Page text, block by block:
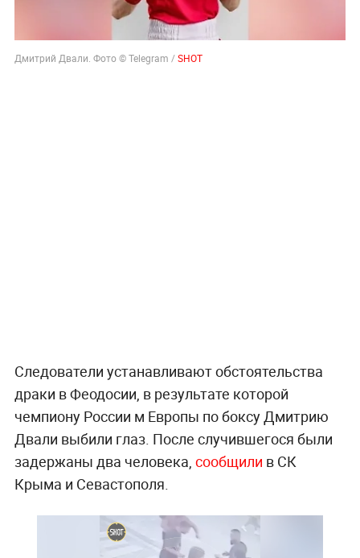
Дмитрий Двали. Фото © Telegram /SHOT
Следователи устанавливают обстоятельства
драки в Феодосии, в результате которой
чемпиону России м Европы по боксу Дмитрию
Двали выбили глаз. После случившегося были
задержаны два человека, сообщили в СК
Крыма и Севастополя.